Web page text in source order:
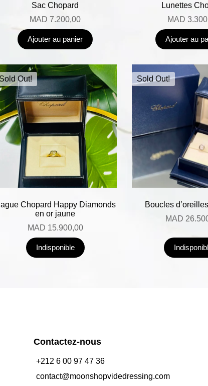
Sac Chopard
MAD 7.200,00
Ajouter au panier
Lunettes
MAD
Ajouter au
Out!
Chopard Happy Diamonds
en or jaune
MAD 15.900,00
Indisponible
Sold Out!
Boucles
MAD
Contactez-nous
+212 6 00 97 47 36
contact@moonshopvidedressing.com